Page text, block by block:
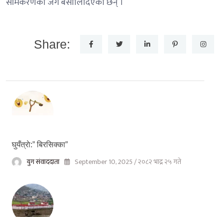
Share:
घुयँत्राे:” बिरसिक्का”
युग संवाददाता September 10, 2025 / २०८२ भाद्र २५ गते